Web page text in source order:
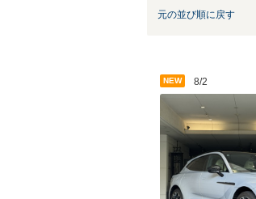
元の並び順に戻す
NEW 8/2